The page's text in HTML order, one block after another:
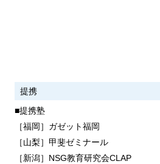
提携
■提携塾
［福岡］ガゼット福岡
［山梨］甲斐ゼミナール
［新潟］NSG教育研究会CLAP